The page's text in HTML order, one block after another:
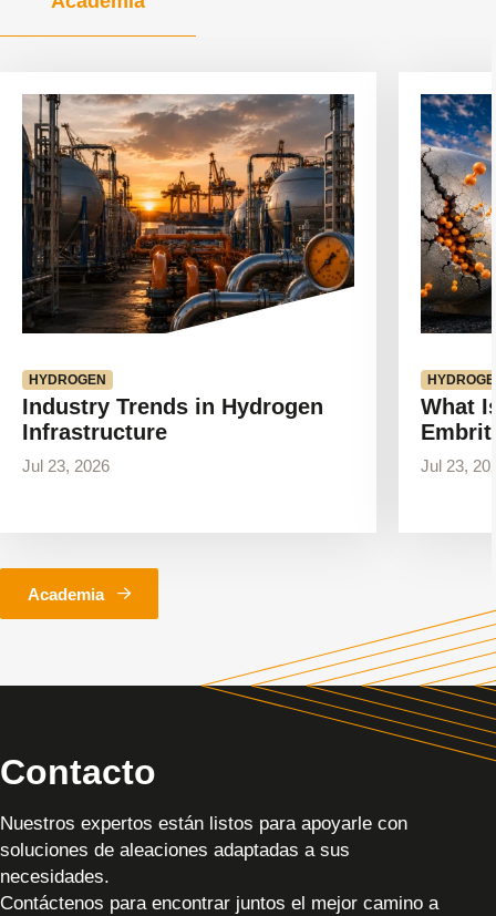
Ver
artículo
HYDROGEN
Industry Trends in Hydrogen
Infrastructure
Jul 23, 2026
Ver
artículo
What
Jul 23,
Academia
Contacto
Nuestros expertos están listos para apoyarle con
soluciones de aleaciones adaptadas a sus
necesidades.
Contáctenos para encontrar juntos el mejor camino a